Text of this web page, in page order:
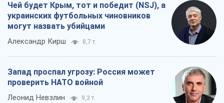
Чей будет Крым, тот и победит (NSJ), а
украинских футбольных чиновников
могут назвать убийцами
Александр Кирш 8,7 т.
Запад проспал угрозу: Россия может
проверить НАТО войной
Леонид Невзлин 9,3 т.